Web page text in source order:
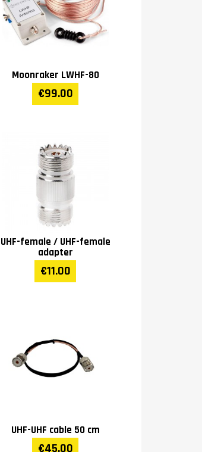
Moonraker LWHF-80
€99.00
UHF-female / UHF-female
adapter
€11.00
UHF-UHF cable 50 cm
€45.00